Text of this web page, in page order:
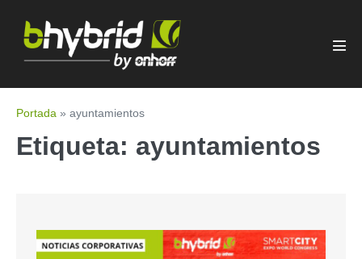
Portada » ayuntamientos
Etiqueta: ayuntamientos